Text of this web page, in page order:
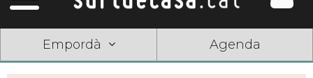
Empordà Agenda